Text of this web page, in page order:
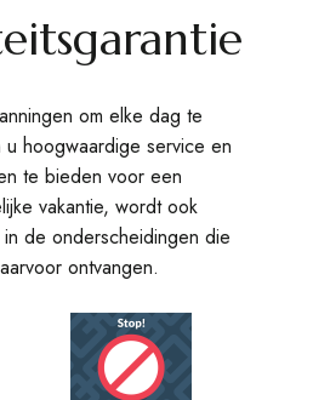
om elke dag te
hoogwaardige service en
te bieden voor een
vakantie, wordt ook
de onderscheidingen die
ontvangen.